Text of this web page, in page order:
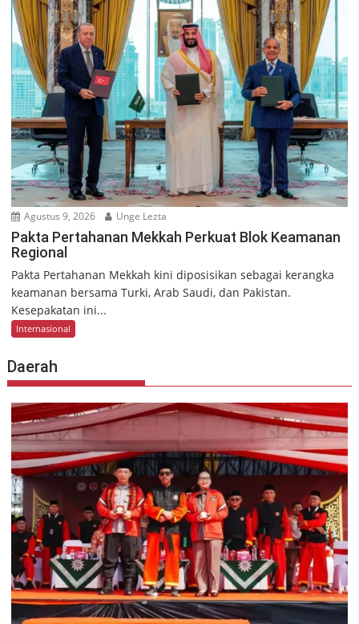
Agustus 9, 2026 Unge Lezta
Pakta Pertahanan Mekkah Perkuat Blok Keamanan
Regional
Pakta Pertahanan Mekkah kini diposisikan sebagai kerangka
keamanan bersama Turki, Arab Saudi, dan Pakistan.
Kesepakatan ini...
Internasional
Daerah